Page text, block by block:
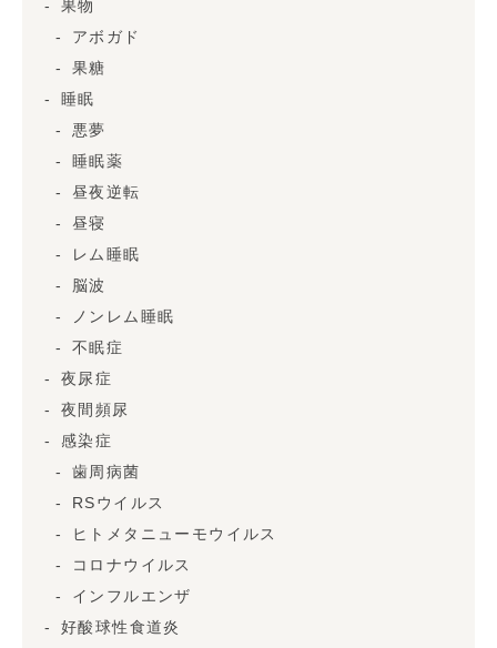
果物
アボガド
果糖
睡眠
悪夢
睡眠薬
昼夜逆転
昼寝
レム睡眠
脳波
ノンレム睡眠
不眠症
夜尿症
夜間頻尿
感染症
歯周病菌
RSウイルス
ヒトメタニューモウイルス
コロナウイルス
インフルエンザ
好酸球性食道炎